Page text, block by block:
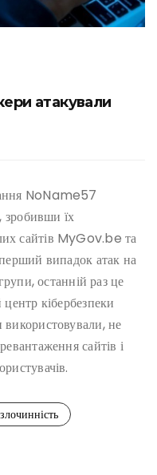
атакували
NoName57
зробивши їх
сайтів MyGov.be та
випадок атак на
останній раз це
кібербезпеки
не
сайтів і